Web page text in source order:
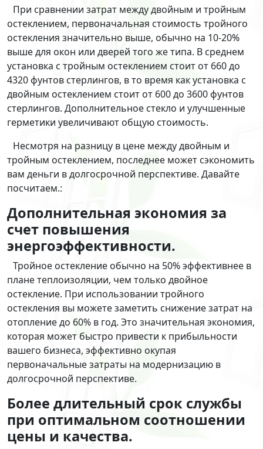
При сравнении затрат между двойным и тройным
остеклением, первоначальная стоимость тройного
остекления значительно выше, обычно на 10-20%
выше для окон или дверей того же типа. В среднем
установка с тройным остеклением стоит от 660 до
4320 фунтов стерлингов, в то время как установка с
двойным остеклением стоит от 600 до 3600 фунтов
стерлингов. Дополнительное стекло и улучшенные
герметики увеличивают общую стоимость.
Несмотря на разницу в цене между двойным и
тройным остеклением, последнее может сэкономить
вам деньги в долгосрочной перспективе. Давайте
посчитаем.:
Дополнительная экономия за
счет повышения
энергоэффективности.
Тройное остекление обычно на 50% эффективнее в
плане теплоизоляции, чем только двойное
остекление. При использовании тройного
остекления вы можете заметить снижение затрат на
отопление до 60% в год. Это значительная экономия,
которая может быстро привести к прибыльности
вашего бизнеса, эффективно окупая
первоначальные затраты на модернизацию в
долгосрочной перспективе.
Более длительный срок службы
при оптимальном соотношении
цены и качества.